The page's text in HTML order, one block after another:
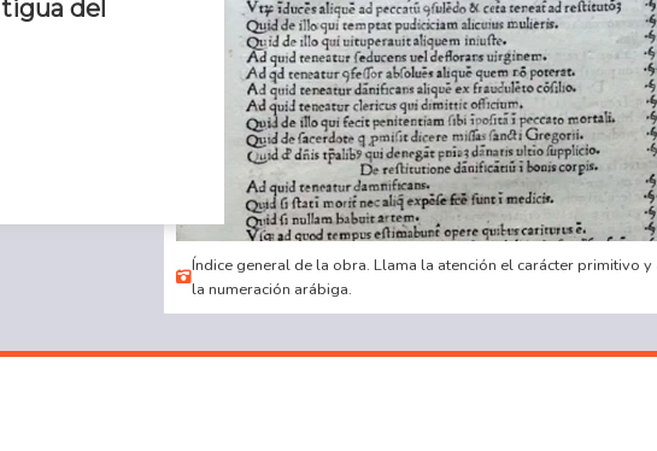
del
Índice general de la obra. Llama la atención el carácter primitivo
la numeración arábiga.